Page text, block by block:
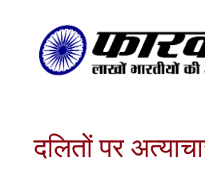
दलितों पर